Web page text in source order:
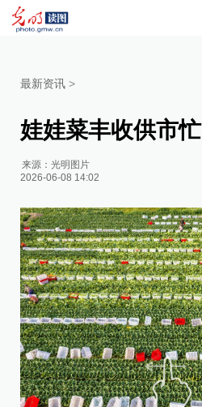
最新资讯 >
娃娃菜丰收供市忙
来源：光明图片
2026-06-08 14:02